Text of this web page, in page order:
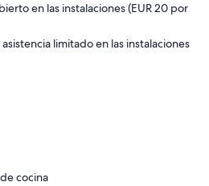
en las instalaciones (EUR 20 por
limitado en las instalaciones
cocina